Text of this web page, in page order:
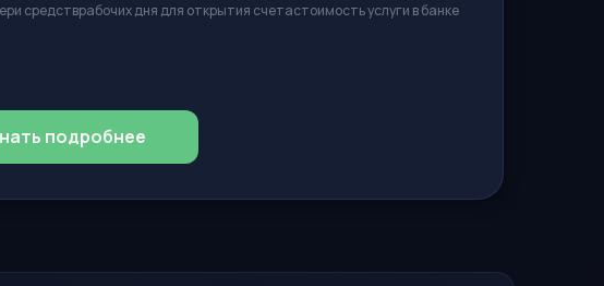
средстврабочих дня для открытия счетастоимость услуги в банке
подробнее